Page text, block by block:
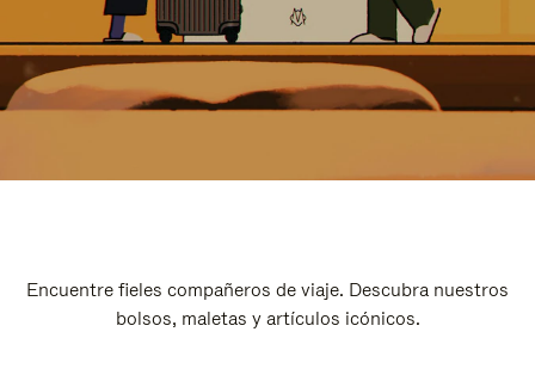
Encuentre fieles compañeros de viaje. Descubra nuestros
bolsos, maletas y artículos icónicos.